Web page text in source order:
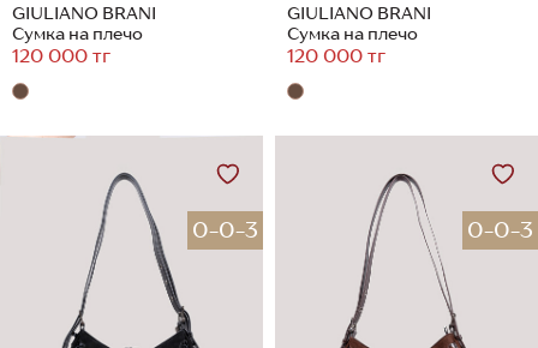
GIULIANO BRANI
Сумка на плечо
120 000 тг
GIULIANO BRANI
Сумка на плечо
120 000 тг
0-0-3 0-0-3